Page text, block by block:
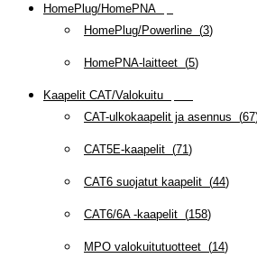
HomePlug/HomePNA
HomePlug/Powerline (3)
HomePNA-laitteet (5)
Kaapelit CAT/Valokuitu
CAT-ulkokaapelit ja asennus (67
CAT5E-kaapelit (71)
CAT6 suojatut kaapelit (44)
CAT6/6A -kaapelit (158)
MPO valokuitutuotteet (14)